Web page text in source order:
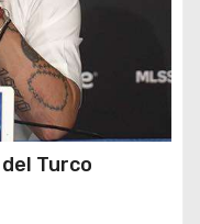
Turco